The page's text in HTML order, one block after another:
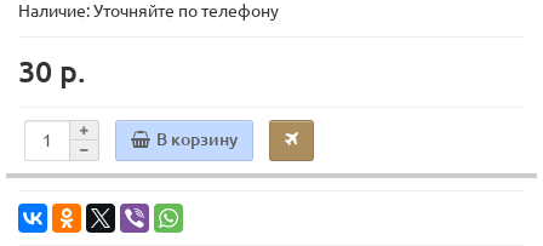
Наличие: Уточняйте по телефону
30 р.
В корзину